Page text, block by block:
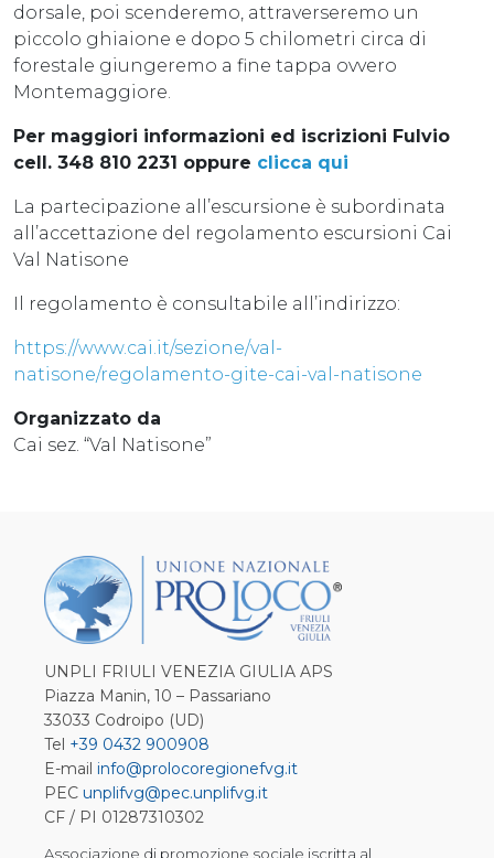
dorsale, poi scenderemo, attraverseremo un
piccolo ghiaione e dopo 5 chilometri circa di
forestale giungeremo a fine tappa ovvero
Montemaggiore.
Per maggiori informazioni ed iscrizioni Fulvio
cell. 348 810 2231 oppure clicca qui
La partecipazione all’escursione è subordinata
all’accettazione del regolamento escursioni Cai
Val Natisone
Il regolamento è consultabile all’indirizzo:
https://www.cai.it/sezione/val-
natisone/regolamento-gite-cai-val-natisone
Organizzato da
Cai sez. “Val Natisone”
UNPLI FRIULI VENEZIA GIULIA APS
Piazza Manin, 10 – Passariano
33033 Codroipo (UD)
Tel +39 0432 900908
E-mail info@prolocoregionefvg.it
PEC unplifvg@pec.unplifvg.it
CF / PI 01287310302
Associazione di promozione sociale iscritta al